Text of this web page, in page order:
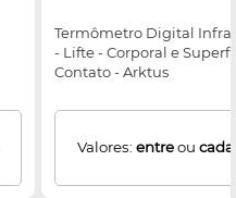
Termômetro Digital
- Lifte - Corporal e
Contato - Arktus
Valores: entreou